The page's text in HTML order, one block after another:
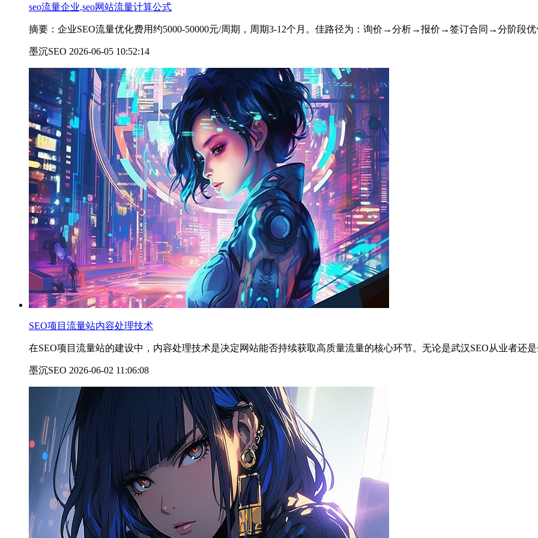
seo流量企业,seo网站流量计算公式
摘要：企业SEO流量优化费用约5000-50000元/周期，周期3-12个月。佳路径为：询价→分析→报价→签订合同→分阶段
墨沉SEO 2026-06-05 10:52:14
SEO项目流量站内容处理技术
在SEO项目流量站的建设中，内容处理技术是决定网站能否持续获取高质量流量的核心环节。无论是武汉SEO从业者还
墨沉SEO 2026-06-02 11:06:08